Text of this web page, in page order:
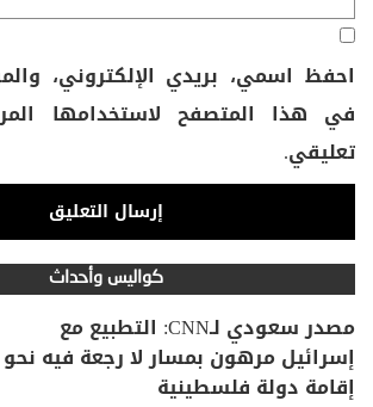
احفظ اسمي، بريدي الإلكتروني،
في هذا المتصفح لاستخدامها
تعليقي.
كواليس وأحداث
مصدر سعودي لـCNN: التطبيع مع
إسرائيل مرهون بمسار لا رجعة فيه نحو
إقامة دولة فلسطينية